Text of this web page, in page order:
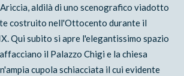
aldilà di uno scenografico viadotto
costruito nell'Ottocento durante il
Qui subito si apre l'elegantissimo spazio
il Palazzo Chigi e la chiesa
cupola schiacciata il cui evidente